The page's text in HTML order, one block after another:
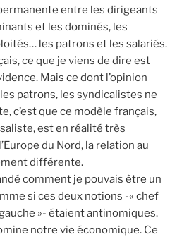
entre les dirigeants
et les dominés, les
les patrons et les salariés.
ce que je viens de dire est
Mais ce dont l’opinion
patrons, les syndicalistes ne
c’est que ce modèle français,
est en réalité très
du Nord, la relation au
différente.
comment je pouvais être un
si ces deux notions -« chef
»- étaient antinomiques.
notre vie économique. Ce